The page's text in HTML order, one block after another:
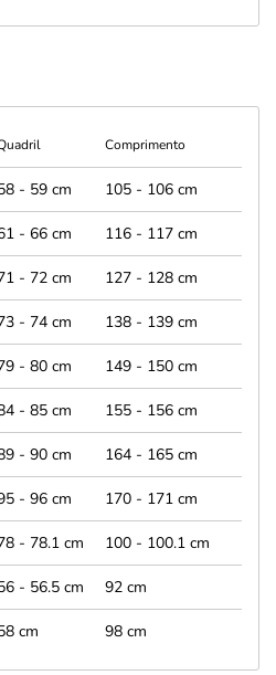
Comprimento
- 59 cm 105 - 106 cm
- 66 cm 116 - 117 cm
- 72 cm 127 - 128 cm
- 74 cm 138 - 139 cm
- 80 cm 149 - 150 cm
- 85 cm 155 - 156 cm
- 90 cm 164 - 165 cm
- 96 cm 170 - 171 cm
- 78.1 cm 100 - 100.1 cm
- 56.5 cm 92 cm
cm 98 cm